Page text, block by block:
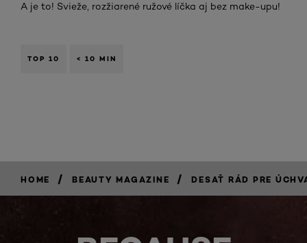
A je to! Svieže, rozžiarené ružové líčka aj bez make-upu!
TOP 10 < 10 MIN
HOME / BEAUTY MAGAZINE / DESAŤ RÁD PRE